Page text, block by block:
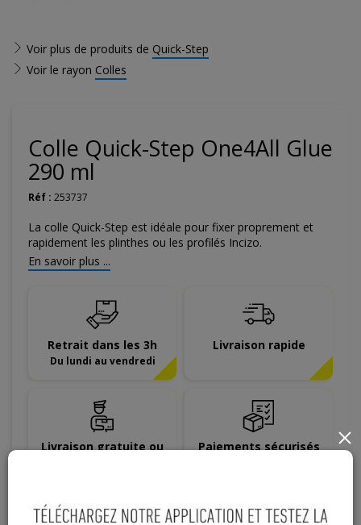
Voir plus de produits de Quick-Step
Voir le rayon Colles
Colle Quick-Step One4All Glue
290 ml
Réf : 253737
La colle Quick-Step est idéale pour fixer proprement et
rapidement les plinthes ou les profilés Incizo.
En savoir plus ...
Retrait dans les 3h
Du lundi au vendredi
Livraison rapide
Livraison gratuite ou
Paiements sécurisés
Hauteur
245 mm 49mm
49
mm
×